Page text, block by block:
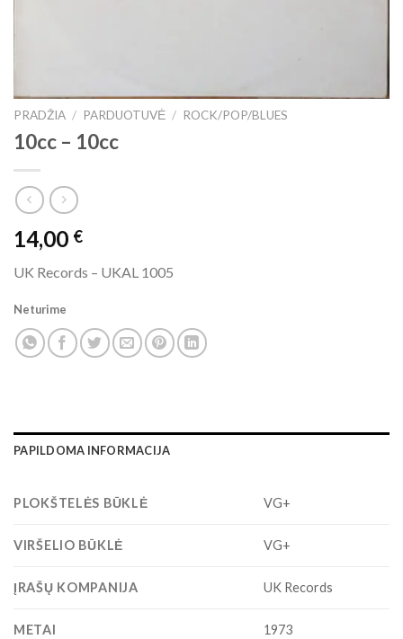
PRADŽIA / PARDUOTUVĖ / ROCK/POP/BLUES
10cc ‎– 10cc
14,00 €
UK Records ‎– UKAL 1005
Neturime
PAPILDOMA INFORMACIJA
PLOKŠTELĖS BŪKLĖ VG+
VIRŠELIO BŪKLĖ VG+
ĮRAŠŲ KOMPANIJA UK Records
METAI 1973